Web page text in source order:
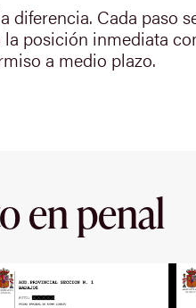
diferencia. Cada paso
posición inmediata
a medio plazo.
en penal